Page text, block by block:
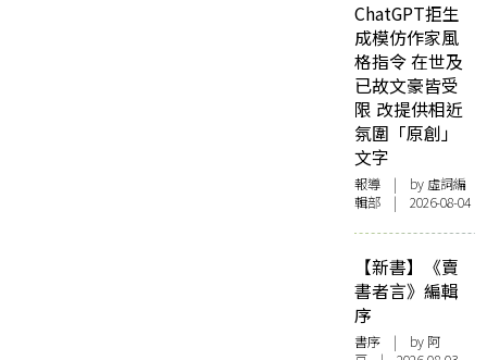
ChatGPT拒生
成模仿作家風
格指令 在世及
已故文豪皆受
限 改提供相近
氛圍「原創」
文字
報導 | by 虛詞編
輯部 | 2026-08-04
【新書】《賣
書者言》編輯
序
書序 | by 阿